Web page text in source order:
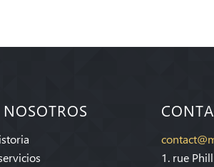
1. rue